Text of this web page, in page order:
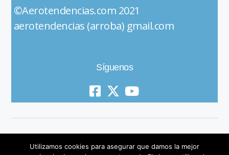
©Aerotendencias.com 2021
aerotendencias (arroba) gmail.com
Síguenos
Utilizamos cookies para asegurar que damos la mejor